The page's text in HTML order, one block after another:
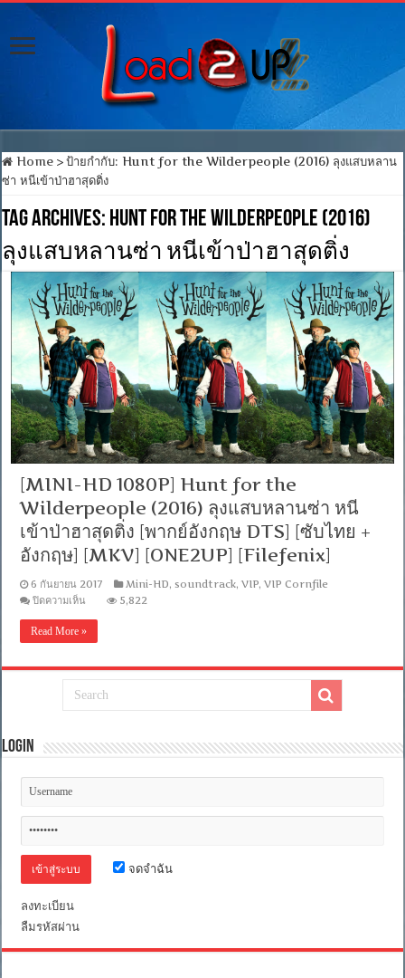
Home > ป้ายกำกับ:Hunt for the Wilderpeople (2016) ลุงแสบหลาน
ซ่า หนีเข้าป่าฮาสุดติ่ง
Tag Archives: Hunt for the Wilderpeople (2016)
ลุงแสบหลานซ่า หนีเข้าป่าฮาสุดติ่ง
[MINI-HD 1080P] Hunt for the
Wilderpeople (2016) ลุงแสบหลานซ่า หนี
เข้าป่าฮาสุดติ่ง [พากย์อังกฤษ DTS] [ซับไทย +
อังกฤษ] [MKV] [ONE2UP] [Filefenix]
6 กันยายน 2017 Mini-HD, soundtrack,VIP,VIP Cornfile
ปิดความเห็น
1080P]
for
Wilderpeople
(2016)
หลาน
หนี
ป่า
[พากย์
+
5,822
Read More »
Login
จดจำฉัน
ลงทะเบียน
ลืมรหัสผ่าน